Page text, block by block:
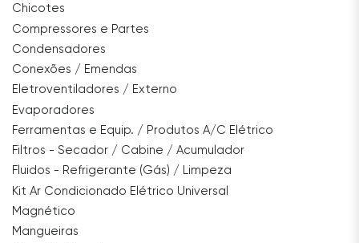
Chicotes
Compressores e Partes
Condensadores
Conexões / Emendas
Eletroventiladores / Externo
Evaporadores
Ferramentas e Equip. / Produtos A/C Elétrico
Filtros - Secador / Cabine / Acumulador
Fluidos - Refrigerante (Gás) / Limpeza
Kit Ar Condicionado Elétrico Universal
Magnético
Mangueiras